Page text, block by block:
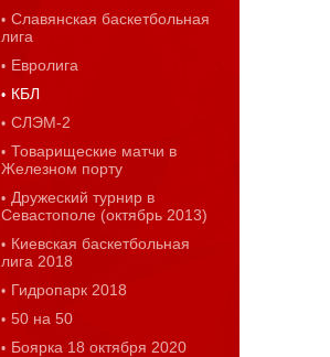
Славянская баскетбольная
лига
Евролига
КБЛ
СЛЭМ-2
Товарищеские матчи в
Железном порту
Дружеский турнир в
Севастополе (октябрь 2013)
Киевская баскетбольная
лига 2018
Гидропарк 2018
50 на 50
Боярка 18 октября 2020